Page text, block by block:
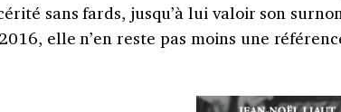
sans fards, jusqu’à lui valoir son
elle n’en reste pas moins une